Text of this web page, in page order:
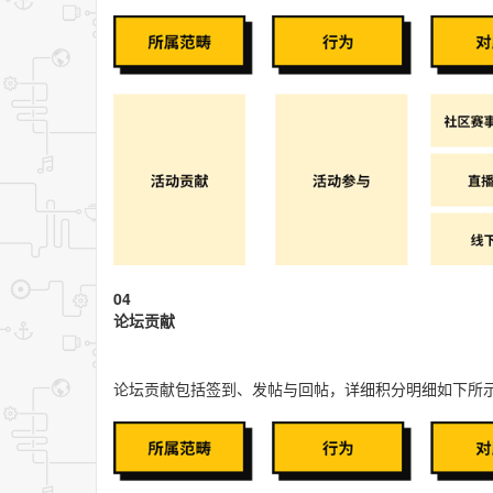
04
论坛贡献
论坛贡献包括签到、发帖与回帖，详细积分明细如下所